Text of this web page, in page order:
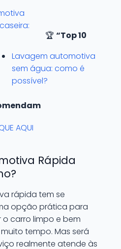
Lavagem automotiva
sem água: como é
possível?
🏆 “Top 10
AQUI
Rápida
rápida tem se
opção prática para
carro limpo e bem
tempo. Mas será
realmente atende às